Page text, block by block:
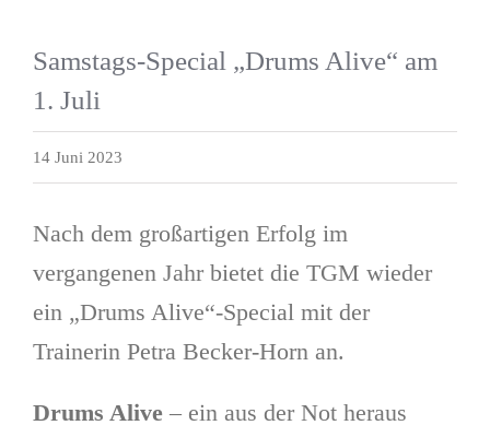
Samstags-Special „Drums Alive“ am
1. Juli
14 Juni 2023
Nach dem großartigen Erfolg im
vergangenen Jahr bietet die TGM wieder
ein „Drums Alive“-Special mit der
Trainerin Petra Becker-Horn an.
Drums Alive – ein aus der Not heraus